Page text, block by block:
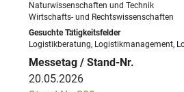
Naturwissenschaften und Technik
Wirtschafts- und Rechtswissenschaften
Logistikberatung, Logistikmanagement,
20.05.2026